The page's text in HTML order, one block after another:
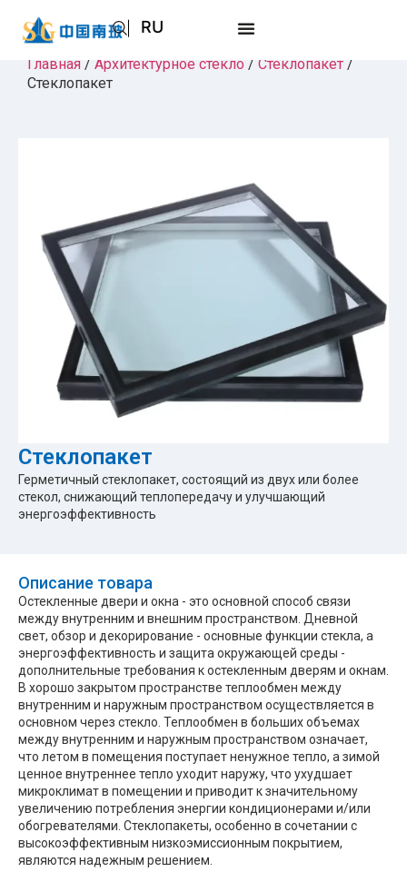
RU
EN
Главная / Архитектурное стекло / Стеклопакет /
Стеклопакет
Стеклопакет
Герметичный стеклопакет, состоящий из двух или более
стекол, снижающий теплопередачу и улучшающий
энергоэффективность
Описание товара
Остекленные двери и окна - это основной способ связи
между внутренним и внешним пространством. Дневной
свет, обзор и декорирование - основные функции стекла, а
энергоэффективность и защита окружающей среды -
дополнительные требования к остекленным дверям и окнам.
В хорошо закрытом пространстве теплообмен между
внутренним и наружным пространством осуществляется в
основном через стекло. Теплообмен в больших объемах
между внутренним и наружным пространством означает,
что летом в помещения поступает ненужное тепло, а зимой
ценное внутреннее тепло уходит наружу, что ухудшает
микроклимат в помещении и приводит к значительному
увеличению потребления энергии кондиционерами и/или
обогревателями. Стеклопакеты, особенно в сочетании с
высокоэффективным низкоэмиссионным покрытием,
являются надежным решением.